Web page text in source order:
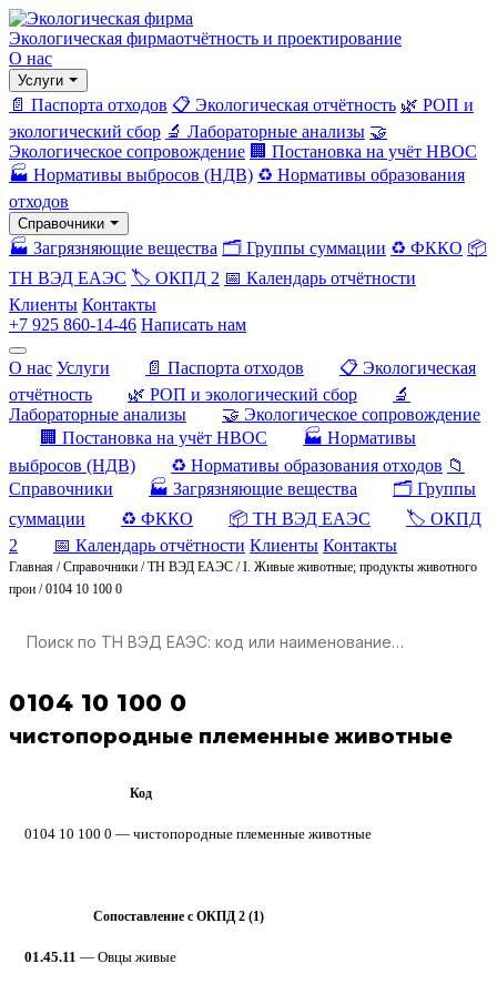
Экологическая фирмаотчётность и проектирование
О нас
Услуги
📄 Паспорта отходов 📋 Экологическая отчётность 🌿 РОП и
экологический сбор 🔬 Лабораторные анализы 🤝
Экологическое сопровождение 🏢 Постановка на учёт НВОС
🏭 Нормативы выбросов (НДВ) ♻️ Нормативы образования
отходов
Справочники
🏭 Загрязняющие вещества 🗂️ Группы суммации ♻️ ФККО 📦
ТН ВЭД ЕАЭС 🏷️ ОКПД 2 📅 Календарь отчётности
Клиенты Контакты
+7 925 860-14-46 Написать нам
О нас Услуги 📄 Паспорта отходов
📋 Экологическая
отчётность
🌿 РОП и экологический сбор
🔬
Лабораторные анализы
🤝 Экологическое сопровождение
🏢 Постановка на учёт НВОС
🏭 Нормативы
выбросов (НДВ)
♻️ Нормативы образования отходов 📁
Справочники
🏭 Загрязняющие вещества
🗂️ Группы
суммации
♻️ ФККО 📦 ТН ВЭД ЕАЭС
🏷️ ОКПД
2
📅 Календарь отчётности Клиенты Контакты
Главная /Справочники /ТН ВЭД ЕАЭС /I. Живые животные; продукты животного
прои /0104 10 100 0
0104 10 100 0
чистопородные племенные животные
Код
0104 10 100 0 — чистопородные племенные животные
Сопоставление с ОКПД 2 (1)
01.45.11 — Овцы живые